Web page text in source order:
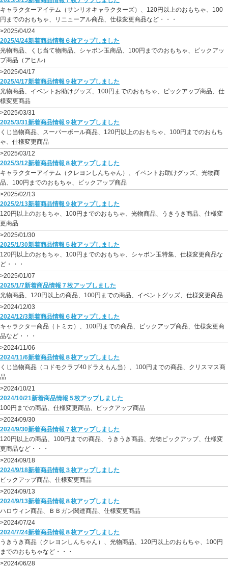
キャラクターアイテム（サンリオキャラクターズ）、120円以上のおもちゃ、100
円までのおもちゃ、リニューアル商品、仕様変更商品など・・・
>2025/04/24
2025/4/24新着商品情報６枚アップしました
光物商品、くじ当て物商品、シャボン玉商品、100円までのおもちゃ、ピックアッ
プ商品（アヒル）
>2025/04/17
2025/4/17新着商品情報９枚アップしました
光物商品、イベントお助けグッズ、100円までのおもちゃ、ピックアップ商品、仕
様変更商品
>2025/03/31
2025/3/31新着商品情報９枚アップしました
くじ当物商品、スーパーボール商品、120円以上のおもちゃ、100円までのおもち
ゃ、仕様変更商品
>2025/03/12
2025/3/12新着商品情報８枚アップしました
キャラクターアイテム（クレヨンしんちゃん）、イベントお助けグッズ、光物商
品、100円までのおもちゃ、ピックアップ商品
>2025/02/13
2025/2/13新着商品情報９枚アップしました
120円以上のおもちゃ、100円までのおもちゃ、光物商品、うきうき商品、仕様変
更商品
>2025/01/30
2025/1/30新着商品情報５枚アップしました
120円以上のおもちゃ、100円までのおもちゃ、シャボン玉特集、仕様変更商品な
ど・・・
>2025/01/07
2025/1/7新着商品情報７枚アップしました
光物商品、120円以上の商品、100円までの商品、イベントグッズ、仕様変更商品
>2024/12/03
2024/12/3新着商品情報６枚アップしました
キャラクター商品（トミカ）、100円までの商品、ピックアップ商品、仕様変更商
品など・・・
>2024/11/06
2024/11/6新着商品情報８枚アップしました
くじ当物商品（コドモクラブ40ドラえもん当）、100円までの商品、クリスマス商
品
>2024/10/21
2024/10/21新着商品情報５枚アップしました
100円までの商品、仕様変更商品、ピックアップ商品
>2024/09/30
2024/9/30新着商品情報７枚アップしました
120円以上の商品、100円までの商品、うきうき商品、光物ピックアップ、仕様変
更商品など・・・
>2024/09/18
2024/9/18新着商品情報３枚アップしました
ピックアップ商品、仕様変更商品
>2024/09/13
2024/9/13新着商品情報８枚アップしました
ハロウィン商品、ＢＢガン関連商品、仕様変更商品
>2024/07/24
2024/7/24新着商品情報８枚アップしました
うきうき商品（クレヨンしんちゃん）、光物商品、120円以上のおもちゃ、100円
までのおもちゃなど・・・
>2024/06/28